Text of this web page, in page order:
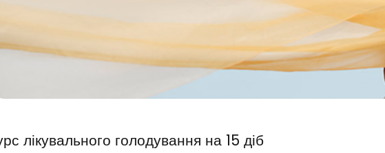
лікувального голодування на 15 діб